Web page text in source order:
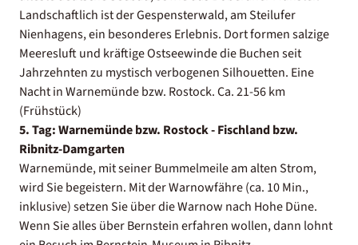
Landschaftlich ist der Gespensterwald, am Steilufer
Nienhagens, ein besonderes Erlebnis. Dort formen salzige
Meeresluft und kräftige Ostseewinde die Buchen seit
Jahrzehnten zu mystisch verbogenen Silhouetten. Eine
Nacht in Warnemünde bzw. Rostock. Ca. 21-56 km
(Frühstück)
5. Tag: Warnemünde bzw. Rostock - Fischland bzw.
Ribnitz-Damgarten
Warnemünde, mit seiner Bummelmeile am alten Strom,
wird Sie begeistern. Mit der Warnowfähre (ca. 10 Min.,
inklusive) setzen Sie über die Warnow nach Hohe Düne.
Wenn Sie alles über Bernstein erfahren wollen, dann lohnt